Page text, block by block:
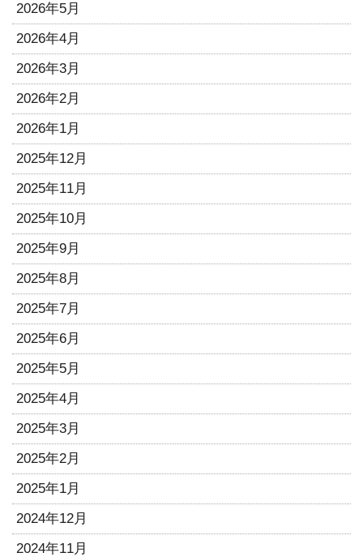
2026年5月
2026年4月
2026年3月
2026年2月
2026年1月
2025年12月
2025年11月
2025年10月
2025年9月
2025年8月
2025年7月
2025年6月
2025年5月
2025年4月
2025年3月
2025年2月
2025年1月
2024年12月
2024年11月